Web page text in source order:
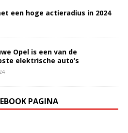
een hoge actieradius in 2024
Opel is een van de
elektrische auto’s
PAGINA